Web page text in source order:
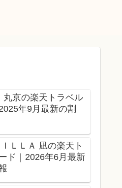
丸京の楽天トラベル
年9月最新の割
ＬＬＡ 凪の楽天ト
ド｜2026年6月最新